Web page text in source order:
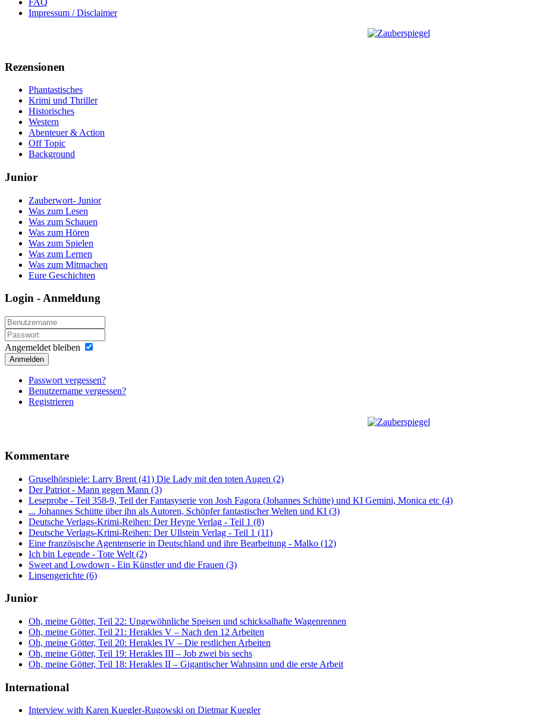
Impressum / Disclaimer
Rezensionen
Phantastisches
Krimi und Thriller
Historisches
Western
Abenteuer & Action
Off Topic
Background
Junior
Zauberwort- Junior
Was zum Lesen
Was zum Schauen
Was zum Hören
Was zum Spielen
Was zum Lernen
Was zum Mitmachen
Eure Geschichten
Login - Anmeldung
Angemeldet bleiben
Anmelden
Passwort vergessen?
Benutzername vergessen?
Registrieren
Kommentare
Gruselhörspiele: Larry Brent (41) Die Lady mit den toten Augen (2)
Der Patriot - Mann gegen Mann (3)
Leseprobe - Teil 358-9, Teil der Fantasyserie von Josh Fagora (Johannes Schütte) und KI Gemini, Monica etc (4)
... Johannes Schütte über ihn als Autoren, Schöpfer fantastischer Welten und KI (3)
Deutsche Verlags-Krimi-Reihen: Der Heyne Verlag - Teil 1 (8)
Deutsche Verlags-Krimi-Reihen: Der Ullstein Verlag - Teil 1 (11)
Eine französische Agentenserie in Deutschland und ihre Bearbeitung - Malko (12)
Ich bin Legende - Tote Welt (2)
Sweet and Lowdown - Ein Künstler und die Frauen (3)
Linsengerichte (6)
Junior
Oh, meine Götter, Teil 22: Ungewöhnliche Speisen und schicksalhafte Wagenrennen
Oh, meine Götter, Teil 21: Herakles V – Nach den 12 Arbeiten
Oh, meine Götter, Teil 20: Herakles IV – Die restlichen Arbeiten
Oh, meine Götter, Teil 19: Herakles III – Job zwei bis sechs
Oh, meine Götter, Teil 18: Herakles II – Gigantischer Wahnsinn und die erste Arbeit
International
Interview with Karen Kuegler-Rugowski on Dietmar Kuegler